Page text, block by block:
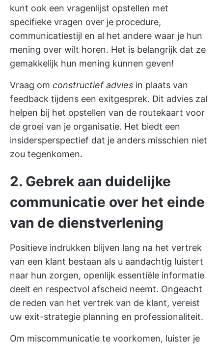
kunt ook een vragenlijst opstellen met
specifieke vragen over je procedure,
communicatiestijl en al het andere waar je hun
mening over wilt horen. Het is belangrijk dat ze
gemakkelijk hun mening kunnen geven!
Vraag om constructief advies in plaats van
feedback tijdens een exitgesprek. Dit advies zal
helpen bij het opstellen van de routekaart voor
de groei van je organisatie. Het biedt een
insidersperspectief dat je anders misschien niet
zou tegenkomen.
2. Gebrek aan duidelijke
communicatie over het einde
van de dienstverlening
Positieve indrukken blijven lang na het vertrek
van een klant bestaan als u aandachtig luistert
naar hun zorgen, openlijk essentiële informatie
deelt en respectvol afscheid neemt. Ongeacht
de reden van het vertrek van de klant, vereist
uw exit-strategie planning en professionaliteit.
Om miscommunicatie te voorkomen, luister je